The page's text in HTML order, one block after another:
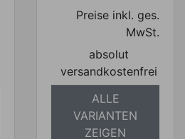
Preise inkl. ges.
MwSt.
absolut
versandkostenfrei
ALLE
VARIANTEN
ZEIGEN